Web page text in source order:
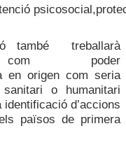
psicosocial ,
també treballarà
com poder
en origen com seria
sanitari o humanitari
identificació d’accions
païsosde primera